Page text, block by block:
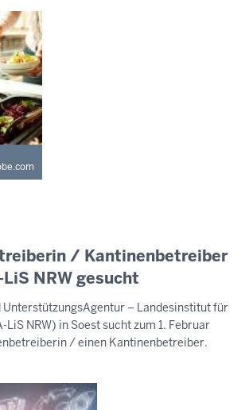
/ Kantinenbetreiber
NRW gesucht
UnterstützungsAgentur – Landesinstitut für
LiS NRW) in Soest sucht zum 1. Februar
/ einen Kantinenbetreiber.